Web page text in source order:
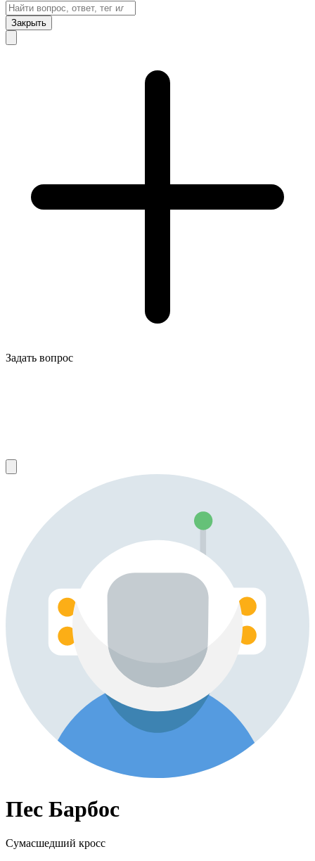
Закрыть
Задать вопрос
Пес Барбос
Сумасшедший кросс